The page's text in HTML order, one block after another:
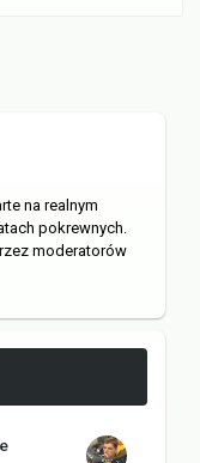
na realnym
pokrewnych.
moderatorów